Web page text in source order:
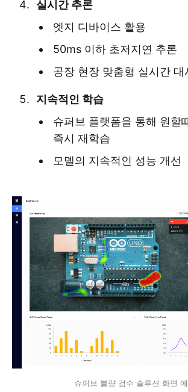
실시간 추론
엣지 디바이스 활용
50ms 이하 초저지연 추론
공장 현장 맞춤형 실시간 대
지속적인 학습
슈퍼브 플랫폼을 통해 원할
즉시 재학습
모델의 지속적인 성능 개선
슈퍼브 불량 검수 솔루션 화면